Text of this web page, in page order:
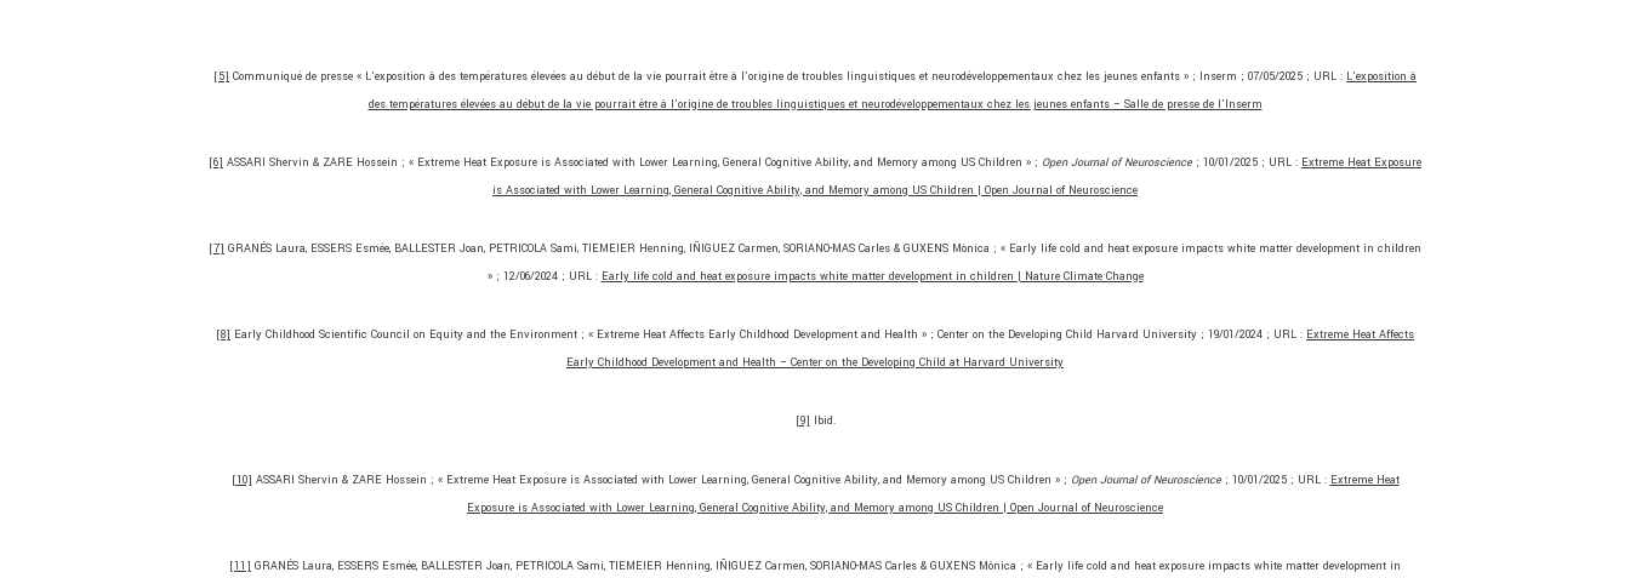
[5] Communiqué de presse « L’exposition à des températures élevées au début de la vie pourrait être à l’origine de troubles linguistiques et neurodéveloppementaux chez les jeunes enfants » ; Inserm ; 07/05/2025 ; URL : L’exposition à
des températures élevées au début de la vie pourrait être à l’origine de troubles linguistiques et neurodéveloppementaux chez les jeunes enfants – Salle de presse de l’Inserm
[6] ASSARI Shervin & ZARE Hossein ; « Extreme Heat Exposure is Associated with Lower Learning, General Cognitive Ability, and Memory among US Children » ; Open Journal of Neuroscience; 10/01/2025 ; URL : Extreme Heat Exposure
is Associated with Lower Learning, General Cognitive Ability, and Memory among US Children | Open Journal of Neuroscience
[7] GRANÉS Laura, ESSERS Esmée, BALLESTER Joan, PETRICOLA Sami, TIEMEIER Henning, IÑIGUEZ Carmen, SORIANO-MAS Carles & GUXENS Mònica ; « Early life cold and heat exposure impacts white matter development in children
» ; 12/06/2024 ; URL : Early life cold and heat exposure impacts white matter development in children | Nature Climate Change
[8] Early Childhood Scientific Council on Equity and the Environment ; « Extreme Heat Affects Early Childhood Development and Health » ; Center on the Developing Child Harvard University ; 19/01/2024 ; URL : Extreme Heat Affects
Early Childhood Development and Health – Center on the Developing Child at Harvard University
[9] Ibid.
[10] ASSARI Shervin & ZARE Hossein ; « Extreme Heat Exposure is Associated with Lower Learning, General Cognitive Ability, and Memory among US Children » ; Open Journal of Neuroscience; 10/01/2025 ; URL : Extreme Heat
Exposure is Associated with Lower Learning, General Cognitive Ability, and Memory among US Children | Open Journal of Neuroscience
[11] GRANÉS Laura, ESSERS Esmée, BALLESTER Joan, PETRICOLA Sami, TIEMEIER Henning, IÑIGUEZ Carmen, SORIANO-MAS Carles & GUXENS Mònica ; « Early life cold and heat exposure impacts white matter development in